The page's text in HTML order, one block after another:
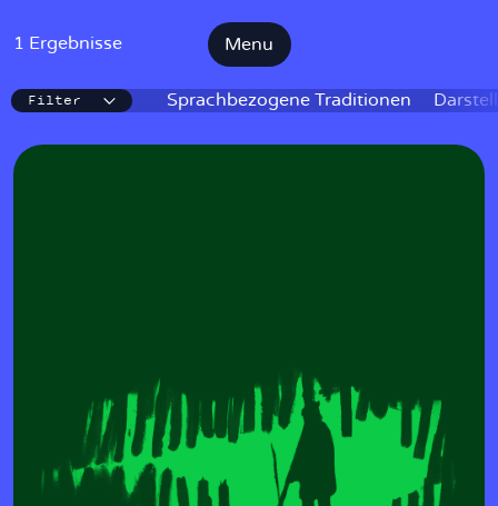
Menu
Filter Sprachbezogene Traditionen
IKE
1 Ergebnisse